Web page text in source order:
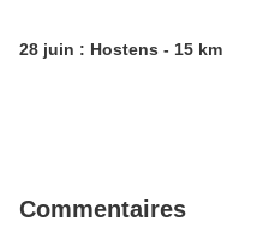
28 juin : Hostens - 15 km
Commentaires